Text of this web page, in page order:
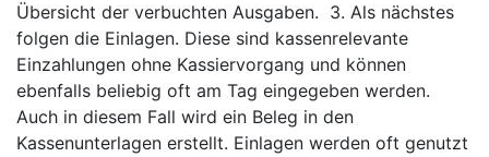
Übersicht der verbuchten Ausgaben. 3. Als nächstes
folgen die Einlagen. Diese sind kassenrelevante
Einzahlungen ohne Kassiervorgang und können
ebenfalls beliebig oft am Tag eingegeben werden.
Auch in diesem Fall wird ein Beleg in den
Kassenunterlagen erstellt. Einlagen werden oft genutzt